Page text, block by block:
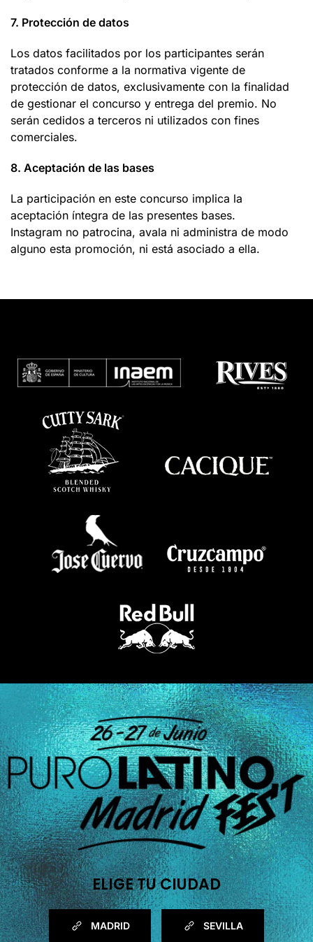
7. Protección de datos
Los datos facilitados por los participantes serán
tratados conforme a la normativa vigente de
protección de datos, exclusivamente con la finalidad
de gestionar el concurso y entrega del premio. No
serán cedidos a terceros ni utilizados con fines
comerciales.
8. Aceptación de las bases
La participación en este concurso implica la
aceptación íntegra de las presentes bases.
Instagram no patrocina, avala ni administra de modo
alguno esta promoción, ni está asociado a ella.
ELIGE TU CIUDAD
MADRID SEVILLA